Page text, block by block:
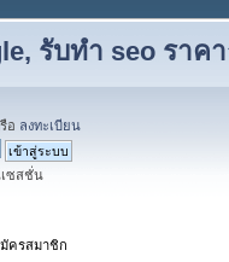
รับทำ seo ราค
อ ลงทะเบียน
เซสชั่น
ครสมาชิก